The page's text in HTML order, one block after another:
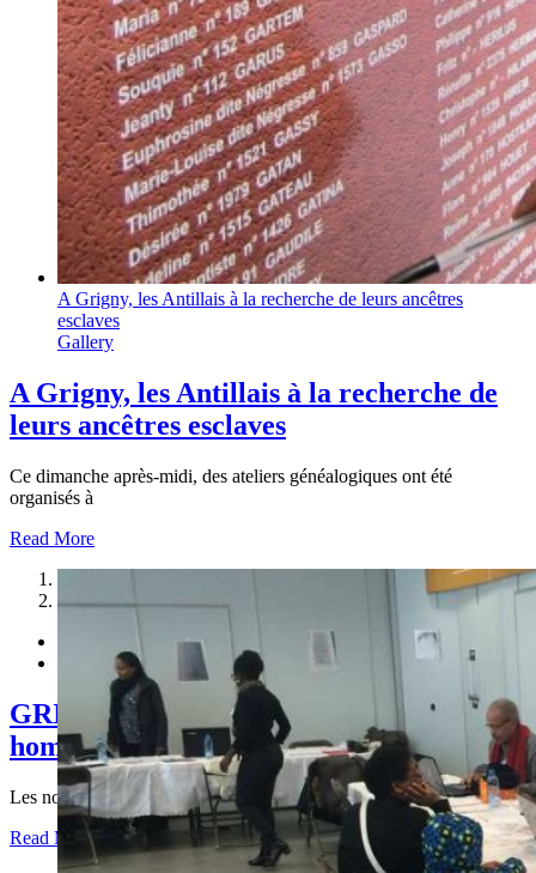
A Grigny, les Antillais à la recherche de leurs ancêtres
esclaves
Gallery
A Grigny, les Antillais à la recherche de
leurs ancêtres esclaves
Ce dimanche après-midi, des ateliers généalogiques ont été
organisés à
Read More
2
GRIGNY Bientôt un mémorial en
hommage aux victimes de l’esclavage
Les noms de 213 victimes, dont les descendants vivent à
Read More